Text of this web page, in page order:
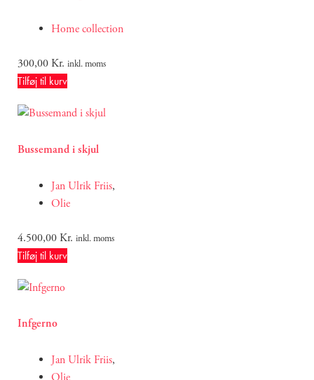
Home collection
300,00Kr. inkl. moms
Tilføj til kurv
Bussemand i skjul
Jan Ulrik Friis,
Olie
4.500,00Kr. inkl. moms
Tilføj til kurv
Infgerno
Jan Ulrik Friis,